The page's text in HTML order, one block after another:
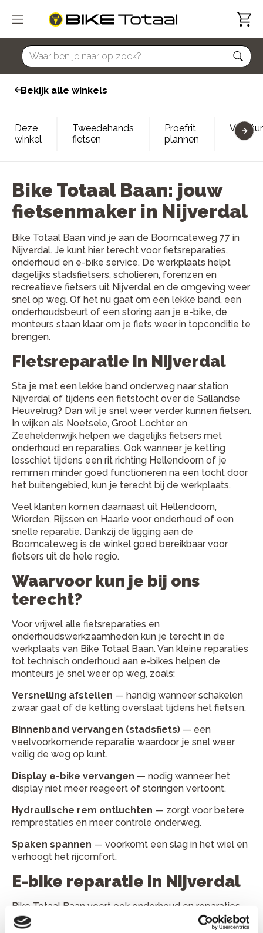
home
Bekijk alle winkels
Deze
winkel
Tweedehands
fietsen
Proefrit
plannen
Bike Totaal Baan: jouw
fietsenmaker in Nijverdal
Bike Totaal Baan vind je aan de Boomcateweg 77 in
Nijverdal. Je kunt hier terecht voor fietsreparaties,
onderhoud en e-bike service. De werkplaats helpt
dagelijks stadsfietsers, scholieren, forenzen en
recreatieve fietsers uit Nijverdal en de omgeving weer
snel op weg. Of het nu gaat om een lekke band, een
onderhoudsbeurt of een storing aan je e-bike, de
monteurs staan klaar om je fiets weer in topconditie te
brengen.
Fietsreparatie in Nijverdal
Sta je met een lekke band onderweg naar station
Nijverdal of tijdens een fietstocht over de Sallandse
Heuvelrug? Dan wil je snel weer verder kunnen fietsen.
In wijken als Noetsele, Groot Lochter en
Zeeheldenwijk helpen we dagelijks fietsers met
onderhoud en reparaties. Ook wanneer je ketting
losschiet tijdens een rit richting Hellendoorn of je
remmen minder goed functioneren na een tocht door
het buitengebied, kun je terecht bij de werkplaats.
Veel klanten komen daarnaast uit Hellendoorn,
Wierden, Rijssen en Haarle voor onderhoud of een
snelle reparatie. Dankzij de ligging aan de
Boomcateweg is de winkel goed bereikbaar voor
fietsers uit de hele regio.
Waarvoor kun je bij ons
terecht?
Voor vrijwel alle fietsreparaties en
onderhoudswerkzaamheden kun je terecht in de
werkplaats van Bike Totaal Baan. Van kleine reparaties
tot technisch onderhoud aan e-bikes helpen de
monteurs je snel weer op weg, zoals:
Versnelling afstellen — handig wanneer schakelen
zwaar gaat of de ketting overslaat tijdens het fietsen.
Binnenband vervangen (stadsfiets) — een
veelvoorkomende reparatie waardoor je snel weer
veilig de weg op kunt.
Display e-bike vervangen — nodig wanneer het
display niet meer reageert of storingen vertoont.
Hydraulische rem ontluchten — zorgt voor betere
remprestaties en meer controle onderweg.
Spaken spannen — voorkomt een slag in het wiel en
verhoogt het rijcomfort.
E-bike reparatie in Nijverdal
Bike Totaal Baan voert ook onderhoud en reparaties
uit aan e-bikes. Je kunt terecht voor software-